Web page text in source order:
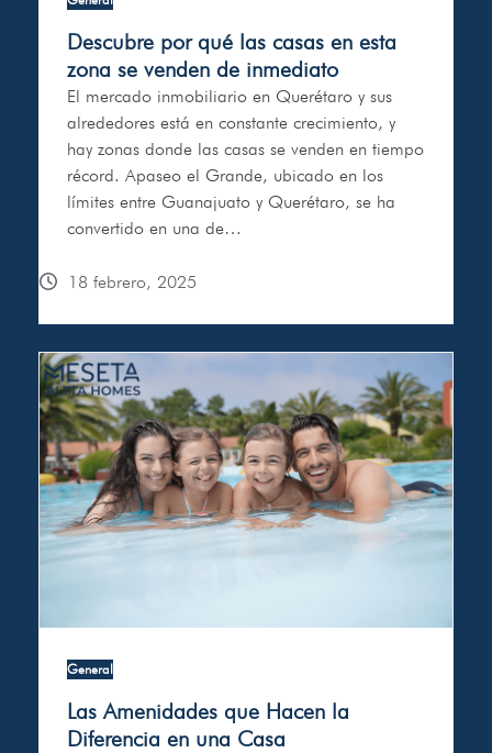
Descubre por qué las casas en esta
zona se venden de inmediato
El mercado inmobiliario en Querétaro y sus
alrededores está en constante crecimiento, y
hay zonas donde las casas se venden en tiempo
récord. Apaseo el Grande, ubicado en los
límites entre Guanajuato y Querétaro, se ha
convertido en una de…
18 febrero, 2025
General
Las Amenidades que Hacen la
Diferencia en una Casa